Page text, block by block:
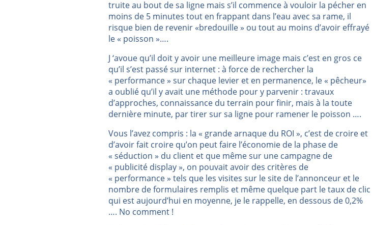
truite au bout de sa ligne mais s’il commence à vouloir la pécher en
moins de 5 minutes tout en frappant dans l’eau avec sa rame, il
risque bien de revenir «bredouille » ou tout au moins d’avoir effrayé
le « poisson »….
J ‘avoue qu’il doit y avoir une meilleure image mais c’est en gros ce
qu’il s’est passé sur internet : à force de rechercher la
« performance » sur chaque levier et en permanence, le « pêcheur»
a oublié qu’il y avait une méthode pour y parvenir : travaux
d’approches, connaissance du terrain pour finir, mais à la toute
dernière minute, par tirer sur sa ligne pour ramener le poisson ….
Vous l’avez compris : la « grande arnaque du ROI », c’est de croire et
d’avoir fait croire qu’on peut faire l’économie de la phase de
« séduction » du client et que même sur une campagne de
« publicité display », on pouvait avoir des critères de
« performance » tels que les visites sur le site de l’annonceur et le
nombre de formulaires remplis et même quelque part le taux de clic
qui est aujourd’hui en moyenne, je le rappelle, en dessous de 0,2%
…. No comment !